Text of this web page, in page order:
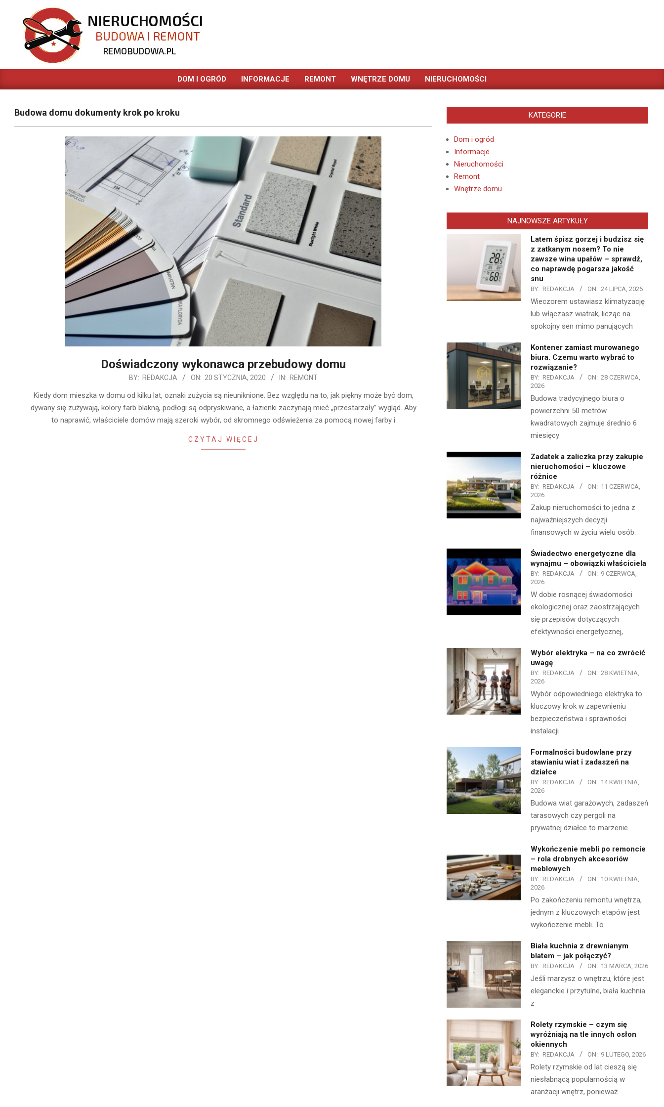
content
REMOBUDOWA.PL
Primary
DOM I OGRÓD INFORMACJE REMONT WNĘTRZE DOMU NIERUCHOMOŚCI
Budowa domu dokumenty krok po kroku
Doświadczony wykonawca przebudowy domu
BY: REDAKCJA ON: 20 STYCZNIA, 2020 IN: REMONT
Kiedy dom mieszka w domu od kilku lat, oznaki zużycia są nieuniknione. Bez względu na to, jak piękny może być dom,
dywany się zużywają, kolory farb blakną, podłogi są odpryskiwane, a łazienki zaczynają mieć „przestarzały” wygląd. Aby
to naprawić, właściciele domów mają szeroki wybór, od skromnego odświeżenia za pomocą nowej farby i
CZYTAJ WIĘCEJ
KATEGORIE
Dom i ogród
Informacje
Nieruchomości
Remont
Wnętrze domu
NAJNOWSZE ARTYKUŁY
Latem śpisz gorzej i budzisz się
z zatkanym nosem? To nie
zawsze wina upałów – sprawdź,
co naprawdę pogarsza jakość
snu
BY: REDAKCJA ON: 24 LIPCA, 2026
Wieczorem ustawiasz klimatyzację
lub włączasz wiatrak, licząc na
spokojny sen mimo panujących
Kontener zamiast murowanego
biura. Czemu warto wybrać to
rozwiązanie?
BY: REDAKCJA ON: 28 CZERWCA,
2026
Budowa tradycyjnego biura o
powierzchni 50 metrów
kwadratowych zajmuje średnio 6
miesięcy
Zadatek a zaliczka przy zakupie
nieruchomości – kluczowe
różnice
BY: REDAKCJA ON: 11 CZERWCA,
2026
Zakup nieruchomości to jedna z
najważniejszych decyzji
finansowych w życiu wielu osób.
Świadectwo energetyczne dla
wynajmu – obowiązki właściciela
BY: REDAKCJA ON: 9 CZERWCA,
2026
W dobie rosnącej świadomości
ekologicznej oraz zaostrzających
się przepisów dotyczących
efektywności energetycznej,
Wybór elektryka – na co zwrócić
uwagę
BY: REDAKCJA ON: 28 KWIETNIA,
2026
Wybór odpowiedniego elektryka to
kluczowy krok w zapewnieniu
bezpieczeństwa i sprawności
instalacji
Formalności budowlane przy
stawianiu wiat i zadaszeń na
działce
BY: REDAKCJA ON: 14 KWIETNIA,
2026
Budowa wiat garażowych, zadaszeń
tarasowych czy pergoli na
prywatnej działce to marzenie
Wykończenie mebli po remoncie
– rola drobnych akcesoriów
meblowych
BY: REDAKCJA ON: 10 KWIETNIA,
2026
Po zakończeniu remontu wnętrza,
jednym z kluczowych etapów jest
wykończenie mebli. To
Biała kuchnia z drewnianym
blatem – jak połączyć?
BY: REDAKCJA ON: 13 MARCA, 2026
Jeśli marzysz o wnętrzu, które jest
eleganckie i przytulne, biała kuchnia
z
Rolety rzymskie – czym się
wyróżniają na tle innych osłon
okiennych
BY: REDAKCJA ON: 9 LUTEGO, 2026
Rolety rzymskie od lat cieszą się
niesłabnącą popularnością w
aranżacji wnętrz, ponieważ